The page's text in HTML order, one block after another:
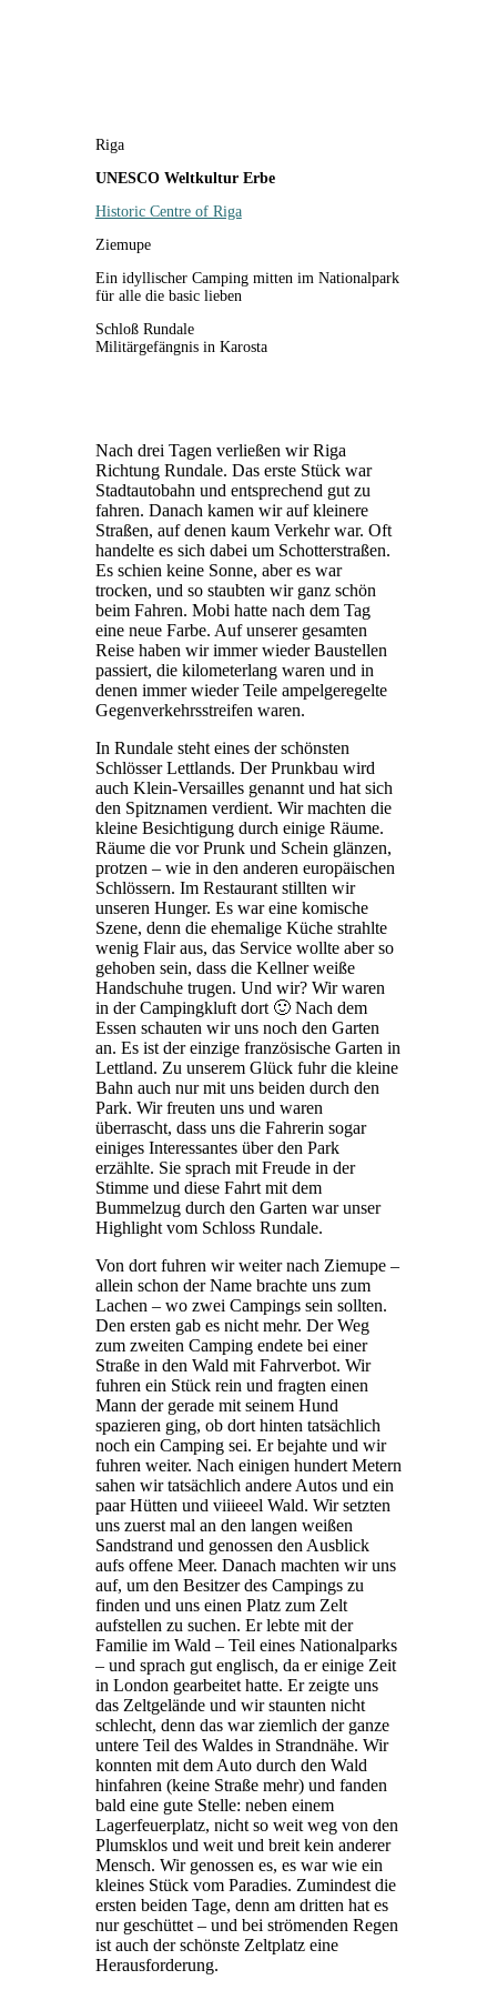
Riga
UNESCO Weltkultur Erbe
Historic Centre of Riga
Ziemupe
Ein idyllischer Camping mitten im Nationalpark
für alle die basic lieben
Schloß Rundale
Militärgefängnis in Karosta
Nach drei Tagen verließen wir Riga
Richtung Rundale. Das erste Stück war
Stadtautobahn und entsprechend gut zu
fahren. Danach kamen wir auf kleinere
Straßen, auf denen kaum Verkehr war. Oft
handelte es sich dabei um Schotterstraßen.
Es schien keine Sonne, aber es war
trocken, und so staubten wir ganz schön
beim Fahren. Mobi hatte nach dem Tag
eine neue Farbe. Auf unserer gesamten
Reise haben wir immer wieder Baustellen
passiert, die kilometerlang waren und in
denen immer wieder Teile ampelgeregelte
Gegenverkehrsstreifen waren.
In Rundale steht eines der schönsten
Schlösser Lettlands. Der Prunkbau wird
auch Klein-Versailles genannt und hat sich
den Spitznamen verdient. Wir machten die
kleine Besichtigung durch einige Räume.
Räume die vor Prunk und Schein glänzen,
protzen – wie in den anderen europäischen
Schlössern. Im Restaurant stillten wir
unseren Hunger. Es war eine komische
Szene, denn die ehemalige Küche strahlte
wenig Flair aus, das Service wollte aber so
gehoben sein, dass die Kellner weiße
Handschuhe trugen. Und wir? Wir waren
in der Campingkluft dort 🙂 Nach dem
Essen schauten wir uns noch den Garten
an. Es ist der einzige französische Garten in
Lettland. Zu unserem Glück fuhr die kleine
Bahn auch nur mit uns beiden durch den
Park. Wir freuten uns und waren
überrascht, dass uns die Fahrerin sogar
einiges Interessantes über den Park
erzählte. Sie sprach mit Freude in der
Stimme und diese Fahrt mit dem
Bummelzug durch den Garten war unser
Highlight vom Schloss Rundale.
Von dort fuhren wir weiter nach Ziemupe –
allein schon der Name brachte uns zum
Lachen – wo zwei Campings sein sollten.
Den ersten gab es nicht mehr. Der Weg
zum zweiten Camping endete bei einer
Straße in den Wald mit Fahrverbot. Wir
fuhren ein Stück rein und fragten einen
Mann der gerade mit seinem Hund
spazieren ging, ob dort hinten tatsächlich
noch ein Camping sei. Er bejahte und wir
fuhren weiter. Nach einigen hundert Metern
sahen wir tatsächlich andere Autos und ein
paar Hütten und viiieeel Wald. Wir setzten
uns zuerst mal an den langen weißen
Sandstrand und genossen den Ausblick
aufs offene Meer. Danach machten wir uns
auf, um den Besitzer des Campings zu
finden und uns einen Platz zum Zelt
aufstellen zu suchen. Er lebte mit der
Familie im Wald – Teil eines Nationalparks
– und sprach gut englisch, da er einige Zeit
in London gearbeitet hatte. Er zeigte uns
das Zeltgelände und wir staunten nicht
schlecht, denn das war ziemlich der ganze
untere Teil des Waldes in Strandnähe. Wir
konnten mit dem Auto durch den Wald
hinfahren (keine Straße mehr) und fanden
bald eine gute Stelle: neben einem
Lagerfeuerplatz, nicht so weit weg von den
Plumsklos und weit und breit kein anderer
Mensch. Wir genossen es, es war wie ein
kleines Stück vom Paradies. Zumindest die
ersten beiden Tage, denn am dritten hat es
nur geschüttet – und bei strömenden Regen
ist auch der schönste Zeltplatz eine
Herausforderung.